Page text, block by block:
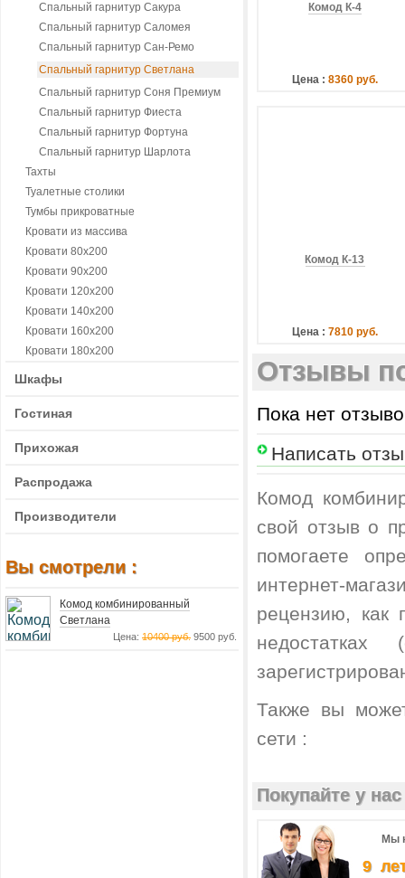
Спальный гарнитур Сакура
Спальный гарнитур Саломея
Спальный гарнитур Сан-Ремо
Спальный гарнитур Светлана
Спальный гарнитур Соня Премиум
Спальный гарнитур Фиеста
Спальный гарнитур Фортуна
Спальный гарнитур Шарлота
Тахты
Туалетные столики
Тумбы прикроватные
Кровати из массива
Кровати 80х200
Кровати 90х200
Кровати 120х200
Кровати 140х200
Кровати 160х200
Кровати 180х200
Шкафы
Гостиная
Прихожая
Распродажа
Производители
Вы смотрели :
Комод комбинированный
Светлана
Цена: 10400 руб. 9500 руб.
Комод К-4
Цена : 8360 руб.
Комод К-13
Цена : 7810 руб.
Отзывы
Пока нет
Написать
Комод
свой отзыв о
помогаете
интернет-
рецензию, как
Также вы
сети :
Покупайте у
Мы
9